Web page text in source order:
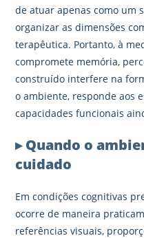
de atuar apenas como um
organizar as dimensões
terapêutica. Portanto, à
compromete memória,
construído interfere na
o ambiente, responde aos
capacidades funcionais
▸ Quando o
cuidado
Em condições cognitivas
ocorre de maneira
referências visuais,